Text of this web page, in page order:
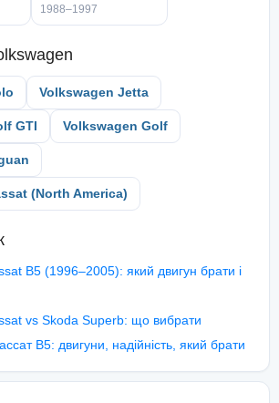
1988–1997
Volkswagen Jetta
GTI Volkswagen Golf
(North America)
B5 (1996–2005): який двигун брати і
vs Skoda Superb: що вибрати
B5: двигуни, надійність, який брати